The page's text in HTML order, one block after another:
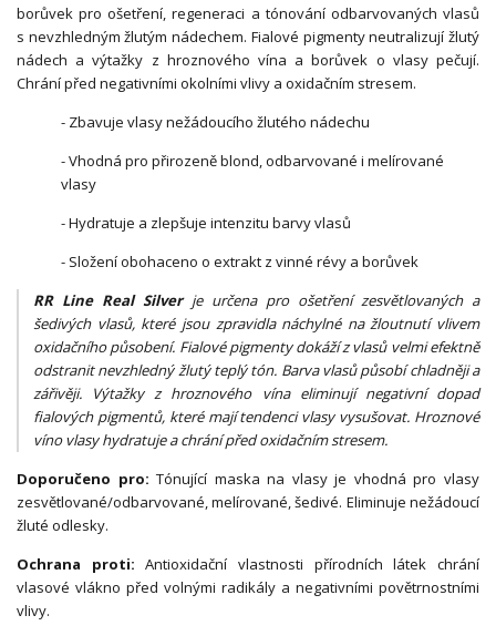
borůvek pro ošetření, regeneraci a tónování odbarvovaných vlasů
s nevzhledným žlutým nádechem. Fialové pigmenty neutralizují žlutý
nádech a výtažky z hroznového vína a borůvek o vlasy pečují.
Chrání před negativními okolními vlivy a oxidačním stresem.
- Zbavuje vlasy nežádoucího žlutého nádechu
- Vhodná pro přirozeně blond, odbarvované i melírované
vlasy
- Hydratuje a zlepšuje intenzitu barvy vlasů
- Složení obohaceno o extrakt z vinné révy a borůvek
RR Line Real Silver je určena pro ošetření zesvětlovaných a
šedivých vlasů, které jsou zpravidla náchylné na žloutnutí vlivem
oxidačního působení. Fialové pigmenty dokáží z vlasů velmi efektně
odstranit nevzhledný žlutý teplý tón. Barva vlasů působí chladněji a
zářivěji. Výtažky z hroznového vína eliminují negativní dopad
fialových pigmentů, které mají tendenci vlasy vysušovat. Hroznové
víno vlasy hydratuje a chrání před oxidačním stresem.
Doporučeno pro: Tónující maska na vlasy je vhodná pro vlasy
zesvětlované/odbarvované, melírované, šedivé. Eliminuje nežádoucí
žluté odlesky.
Ochrana proti: Antioxidační vlastnosti přírodních látek chrání
vlasové vlákno před volnými radikály a negativními povětrnostními
vlivy.